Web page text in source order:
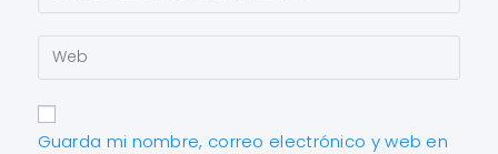
Guarda mi nombre, correo electrónico y web en